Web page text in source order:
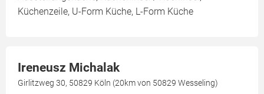
Küchenzeile, U-Form Küche, L-Form Küche
Ireneusz Michalak
Girlitzweg 30, 50829 Köln (20km von 50829 Wesseling)